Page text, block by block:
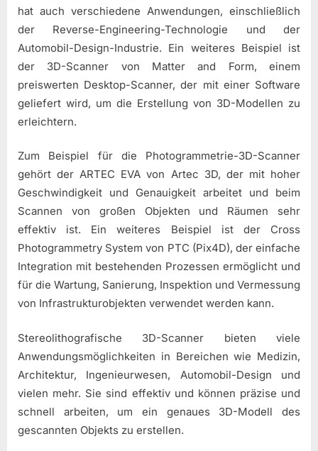
hat auch verschiedene Anwendungen, einschließlich
der Reverse-Engineering-Technologie und der
Automobil-Design-Industrie. Ein weiteres Beispiel ist
der 3D-Scanner von Matter and Form, einem
preiswerten Desktop-Scanner, der mit einer Software
geliefert wird, um die Erstellung von 3D-Modellen zu
erleichtern.
Zum Beispiel für die Photogrammetrie-3D-Scanner
gehört der ARTEC EVA von Artec 3D, der mit hoher
Geschwindigkeit und Genauigkeit arbeitet und beim
Scannen von großen Objekten und Räumen sehr
effektiv ist. Ein weiteres Beispiel ist der Cross
Photogrammetry System von PTC (Pix4D), der einfache
Integration mit bestehenden Prozessen ermöglicht und
für die Wartung, Sanierung, Inspektion und Vermessung
von Infrastrukturobjekten verwendet werden kann.
Stereolithografische 3D-Scanner bieten viele
Anwendungsmöglichkeiten in Bereichen wie Medizin,
Architektur, Ingenieurwesen, Automobil-Design und
vielen mehr. Sie sind effektiv und können präzise und
schnell arbeiten, um ein genaues 3D-Modell des
gescannten Objekts zu erstellen.